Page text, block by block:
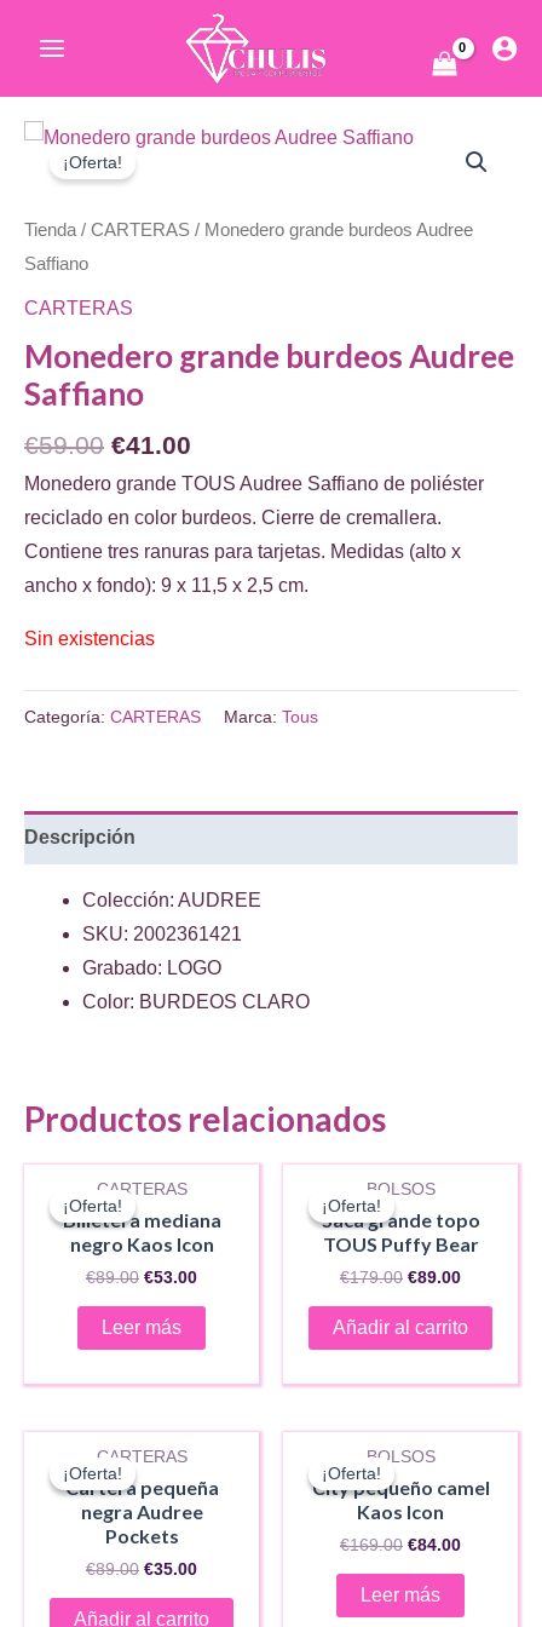
Menu
¡Oferta!
Tienda / CARTERAS / Monedero grande burdeos Audree
Saffiano
CARTERAS
Monedero grande burdeos Audree
Saffiano
€59.00 El
precio
original
era:
€59.00.
€41.00
precio
actual
es:
€41.00.
Monedero grande TOUS Audree Saffiano de poliéster
reciclado en color burdeos. Cierre de cremallera.
Contiene tres ranuras para tarjetas. Medidas (alto x
ancho x fondo): 9 x 11,5 x 2,5 cm.
Sin existencias
Categoría: CARTERAS Marca: Tous
Descripción
Colección: AUDREE
SKU: 2002361421
Grabado: LOGO
Color: BURDEOS CLARO
Productos relacionados
¡Oferta!
AGOTADO
¡Oferta!
CARTERAS
Billetera mediana
negro Kaos Icon
€89.00 El
original
€53.00El
Leer más
¡Oferta!
¡Oferta!
BOLSOS
Saca grande topo
TOUS Puffy Bear
€179.00 El
original
€89.00El
actual
Añadir al carrito
¡Oferta!
¡Oferta!
CARTERAS
Cartera pequeña
negra Audree
Pockets
€89.00 El
original
€35.00El
actual
Añadir al carrito
¡Oferta!
AGOTADO
¡Oferta!
BOLSOS
City pequeño camel
Kaos Icon
€169.00 El
original
€84.00El
Leer más